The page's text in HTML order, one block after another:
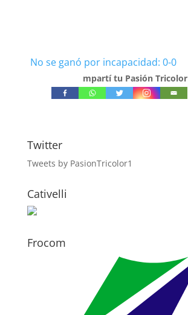
No se ganó por incapacidad: 0-0
mpartí tu Pasión Tricolor
Twitter
Tweets by PasionTricolor1
Cativelli
Frocom